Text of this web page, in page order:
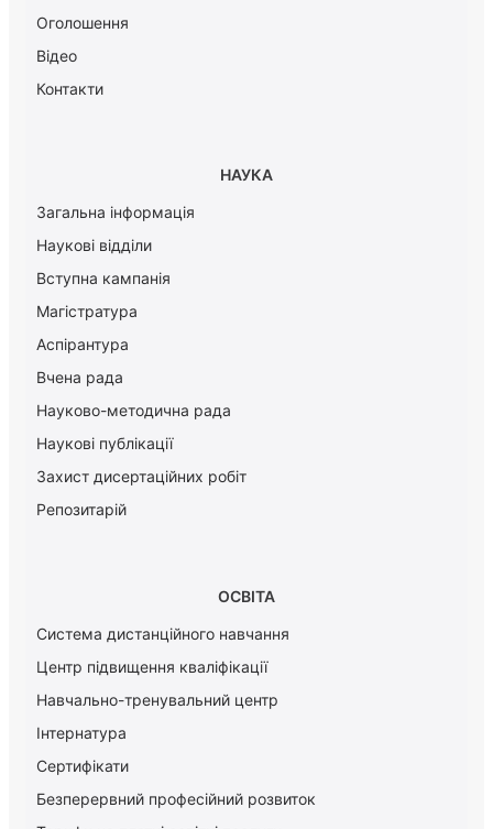
Оголошення
Відео
Контакти
НАУКА
Загальна інформація
Наукові відділи
Вступна кампанія
Магістратура
Аспірантура
Вчена рада
Науково-методична рада
Наукові публікації
Захист дисертаційних робіт
Репозитарій
ОСВІТА
Система дистанційного навчання
Центр підвищення кваліфікації
Навчально-тренувальний центр
Інтернатура
Сертифікати
Безперервний професійний розвиток